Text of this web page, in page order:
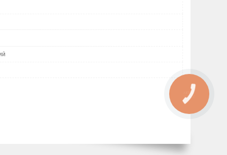
КНОПКА
ЗВ'ЯЗКУ